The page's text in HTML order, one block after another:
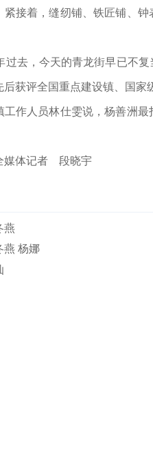
紧接着，缝纫铺、铁匠铺、
，今天的青龙街早已不复
后获评全国重点建设镇、国家
人员林仕雯说，杨善洲最
体记者 段晓宇
燕
燕 杨娜